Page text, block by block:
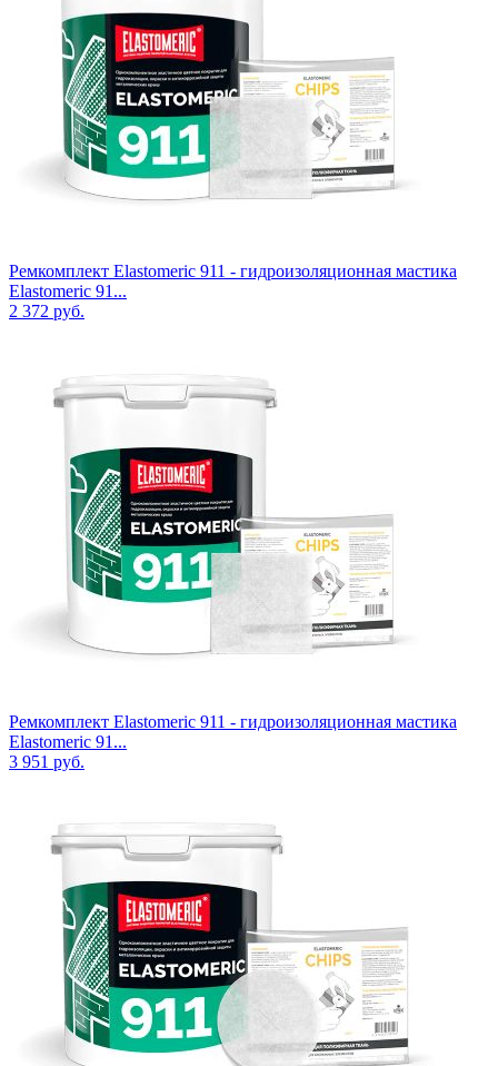
Ремкомплект Elastomeric 911 - гидроизоляционная мастика
Elastomeric 91...
2 372 руб.
Ремкомплект Elastomeric 911 - гидроизоляционная мастика
Elastomeric 91...
3 951 руб.